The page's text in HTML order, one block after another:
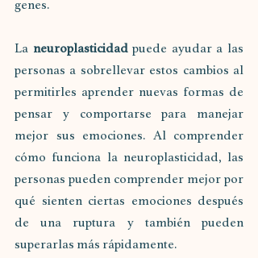
genes.
La neuroplasticidad puede ayudar a las
personas a sobrellevar estos cambios al
permitirles aprender nuevas formas de
pensar y comportarse para manejar
mejor sus emociones. Al comprender
cómo funciona la neuroplasticidad, las
personas pueden comprender mejor por
qué sienten ciertas emociones después
de una ruptura y también pueden
superarlas más rápidamente.